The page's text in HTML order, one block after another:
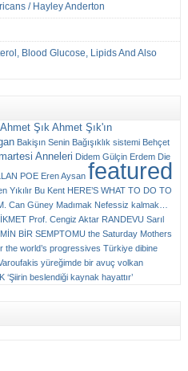
/ Hayley Anderton
Blood Glucose, Lipids And Also
Ahmet Şık Ahmet Şık'ın
Bakişın Senin Bağışıklık sistemi Behçet
Anneleri Didem Gülçin Erdem Die
POE Eren Aysan featured
Yıkılır Bu Kent HERE’S WHAT TO DO TO
Can Güney Madımak Nefessiz kalmak…
Prof. Cengiz Aktar RANDEVU Sarıl
BİR SEMPTOMU the Saturday Mothers
the world’s progressives Türkiye dibine
yüreğimde bir avuç volkan
‘Şiirin beslendiği kaynak hayattır’